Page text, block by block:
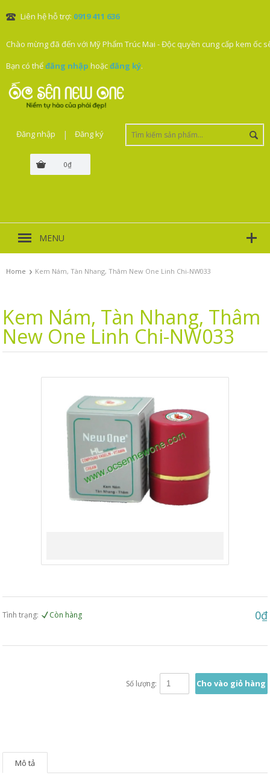
Liên hệ hỗ trợ: 0919 411 636
Chào mừng đã đến với Mỹ Phẩm Trúc Mai - Độc quyền cung cấp kem ốc
Bạn có thểđăng nhập hoặcđăng ký.
0₫
Đăng nhập | Đăng ký
MENU
Home › Kem Nám, Tàn Nhang, Thâm New One Linh Chi-NW033
Kem Nám, Tàn Nhang, Thâm
New One Linh Chi-NW033
Tình trạng: Còn hàng 0₫
Cho vào giỏ hàng
Số lượng:
Mô tả